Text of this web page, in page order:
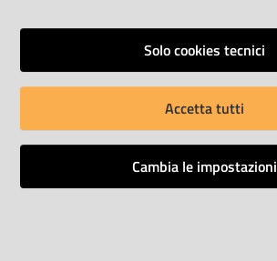
All'edizione completa del testo
Solo cookies tecnici
Accetta tutti
Cambia le impostazioni